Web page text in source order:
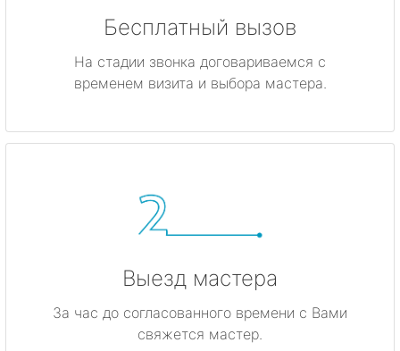
Бесплатный вызов
На стадии звонка договариваемся с
временем визита и выбора мастера.
Выезд мастера
За час до согласованного времени с Вами
свяжется мастер.